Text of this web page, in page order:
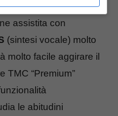
comandi vocali e
assistita con
(sintesi vocale) molto
molto facile aggirare il
TMC “Premium”
le abitudini